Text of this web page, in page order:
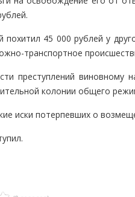
45 000 рублей у
транспортное
преступлений виновному
колонии общего
иски потерпевших о